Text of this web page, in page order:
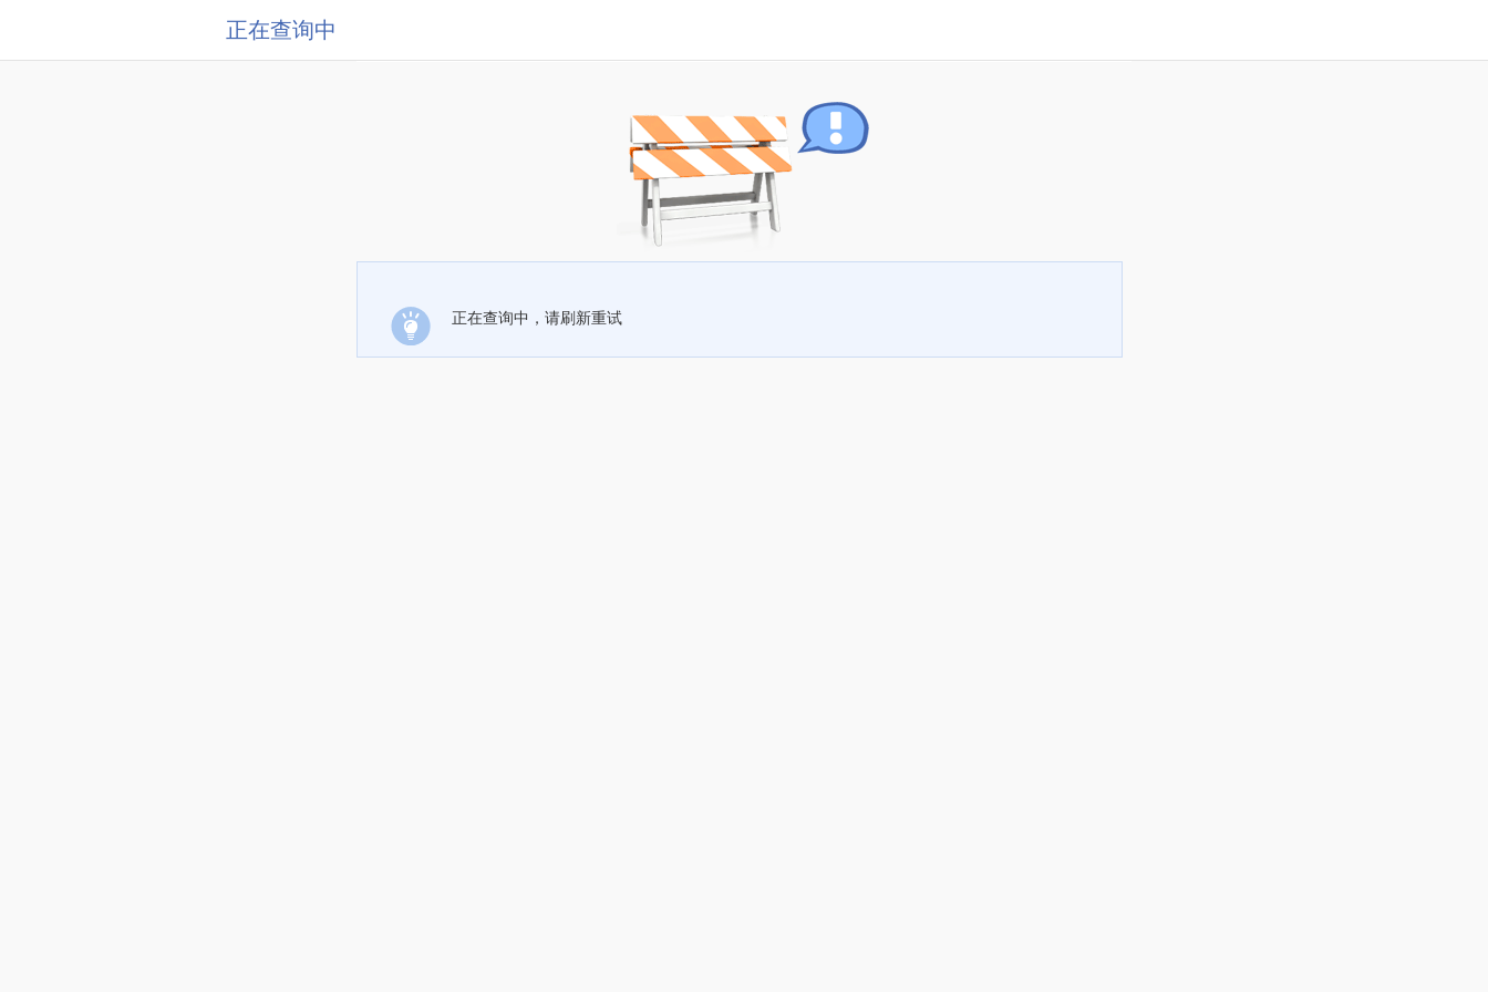
正在查询中
正在查询中，请刷新重试